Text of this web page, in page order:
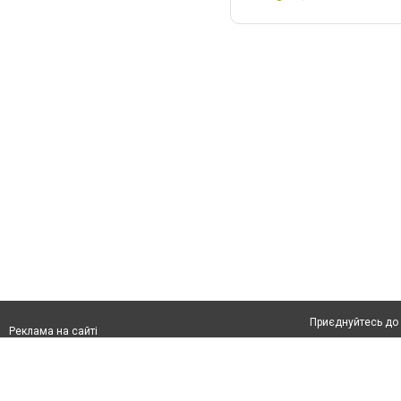
Реклама на сайті
Приєднуйтесь до